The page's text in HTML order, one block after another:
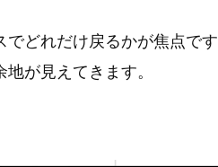
どれだけ戻るかが焦点です
が見えてきます。